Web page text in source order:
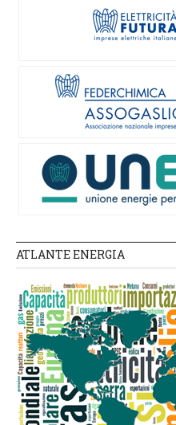
ATLANTE ENERGIA